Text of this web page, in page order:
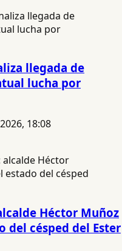
llegada de
lucha por
18:08
Héctor Muñoz
del césped del Ester